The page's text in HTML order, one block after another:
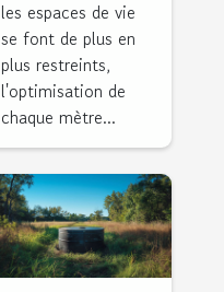
logements :
stratégies et
conseils
les espaces de vie
se font de plus en
plus restreints,
l'optimisation de
chaque mètre...